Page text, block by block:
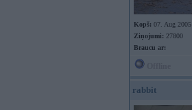
Kopš: 07. Aug 2005
Ziņojumi: 27800
Braucu ar:
rabbit